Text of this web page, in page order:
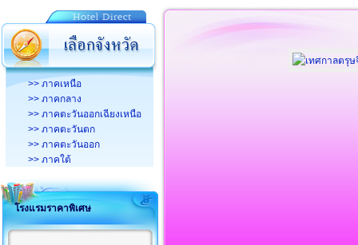
>> ภาคเหนือ
>> ภาคกลาง
>> ภาคตะวันออกเฉียงเหนือ
>> ภาคตะวันตก
>> ภาคตะวันออก
>> ภาคใต้
โรงแรมราคาพิเศษ